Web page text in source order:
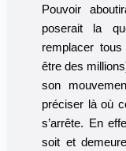
Pouvoir
poserait la
remplacer
être des
son
préciser là où
s’arrête. En
soit et